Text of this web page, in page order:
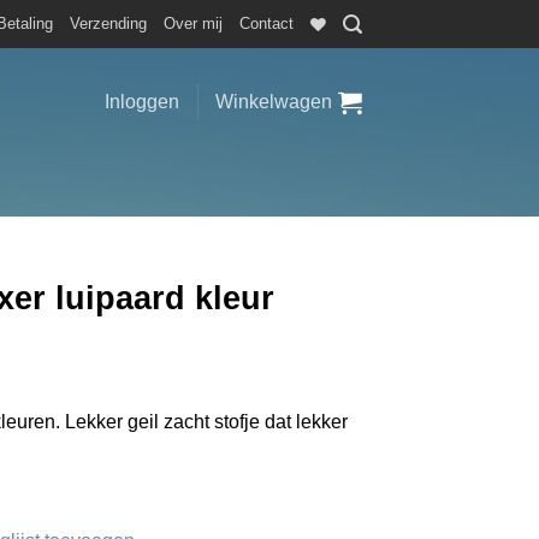
Betaling Verzending Over mij Contact
Inloggen Winkelwagen
luipaard kleur
Lekker geil zacht stofje dat lekker